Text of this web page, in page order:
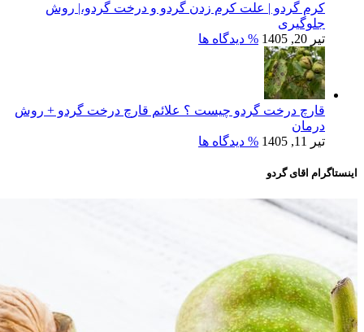
کرم گردو | علت کرم زدن گردو و درخت گردو،| روش
جلوگیری
تیر 20, 1405
% دیدگاه ها
قارچ درخت گردو چیست ؟ علائم قارچ درخت گردو + روش
درمان
تیر 11, 1405
% دیدگاه ها
اینستاگرام اقای گردو